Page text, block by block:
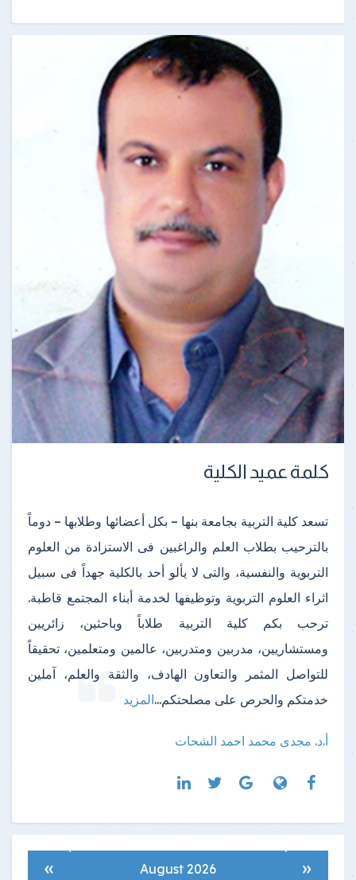
كلمة عميد الكلية
تسعد كلية التربية بجامعة بنها – بكل أعضائها وطلابها – دوماً
بالترحيب بطلاب العلم والراغبين فى الاستزادة من العلوم
التربوية والنفسية، والتى لا يألو أحد بالكلية جهداً فى سبيل
اثراء العلوم التربوية وتوظيفها لخدمة أبناء المجتمع قاطبة.
ترحب بكم كلية التربية طلاباً وباحثين، زائريين
ومستشاريين، مدربين ومتدربين، عالمين ومتعلمين، تحقيقاً
للتواصل المثمر والتعاون الهادف، والثقة والعلم، آملين
خدمتكم والحرص على مصلحتكم...المزيد
أ.د. مجدى محمد احمد الشحات
«
August 2026
»